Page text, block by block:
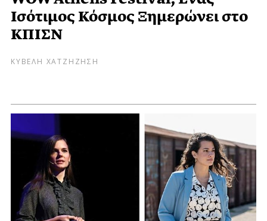
Ισότιμος Κόσμος Ξημερώνει στο
ΚΠΙΣΝ
ΚΥΒΕΛΗ ΧΑΤΖΗΖΗΣΗ